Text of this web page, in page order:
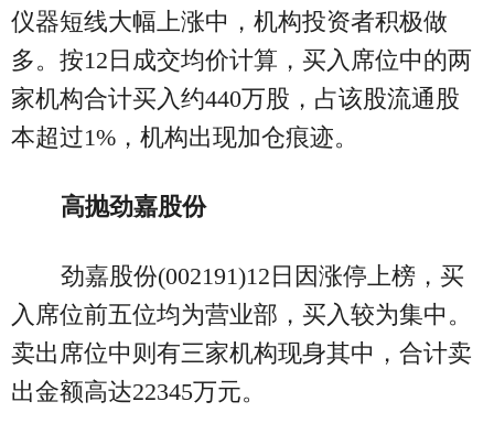
仪器短线大幅上涨中，机构投资者积极做
多。按12日成交均价计算，买入席位中的两
家机构合计买入约440万股，占该股流通股
本超过1%，机构出现加仓痕迹。
高抛劲嘉股份
劲嘉股份(002191)12日因涨停上榜，买
入席位前五位均为营业部，买入较为集中。
卖出席位中则有三家机构现身其中，合计卖
出金额高达22345万元。